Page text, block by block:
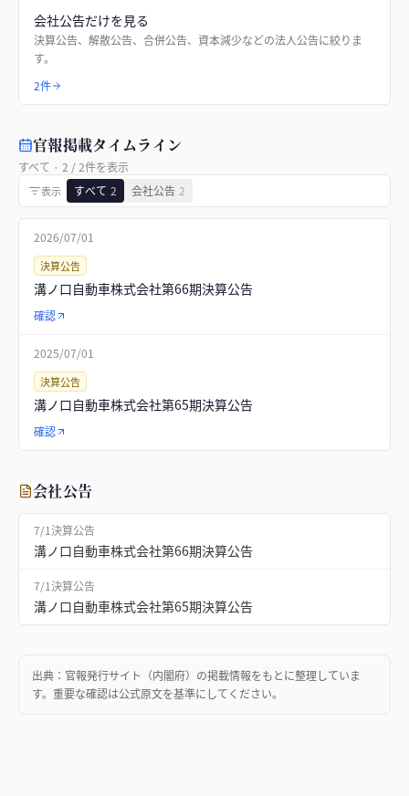
会社公告だけを見る
決算公告、解散公告、合併公告、資本減少などの法人公告に絞りま
す。
2件
官報掲載タイムライン
すべて · 2 /2件を表示
表示 すべて 2 会社公告 2
2026/07/01
決算公告
溝ノ口自動車株式会社第66期決算公告
確認
2025/07/01
決算公告
溝ノ口自動車株式会社第65期決算公告
確認
会社公告
7/1決算公告
溝ノ口自動車株式会社第66期決算公告
7/1決算公告
溝ノ口自動車株式会社第65期決算公告
出典： 官報発行サイト（内閣府） の掲載情報をもとに整理していま
す。重要な確認は公式原文を基準にしてください。